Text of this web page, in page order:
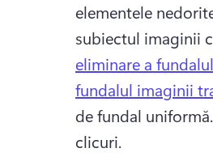
elementele
subiectul imaginii
eliminare a
fundalul imaginii
de fundal uniformă.
clicuri.